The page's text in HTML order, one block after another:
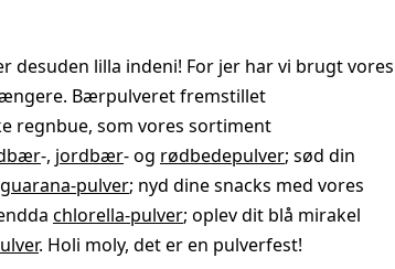
lilla indeni! For jer har vi brugt vores
Bærpulveret fremstillet
regnbue, som vores sortiment
-, jordbær- og rødbedepulver; sød din
guarana-pulver; nyd dine snacks med vores
chlorella-pulver; oplev dit blå mirakel
. Holi moly, det er en pulverfest!